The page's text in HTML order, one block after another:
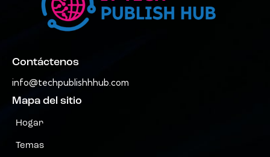
Contáctenos
info@techpublishhhub.com
Mapa del sitio
Hogar
Temas